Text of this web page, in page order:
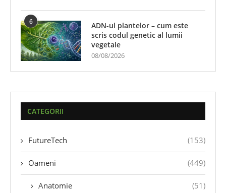
6
ADN-ul plantelor – cum este
scris codul genetic al lumii
vegetale
08/08/2026
CATEGORII
FutureTech (153)
Oameni (449)
Anatomie (51)